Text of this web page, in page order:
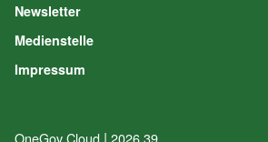
Newsletter
Medienstelle
Impressum
OneGov Cloud (External Link)
| 2026.39